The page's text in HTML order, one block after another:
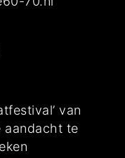
van
aandacht te